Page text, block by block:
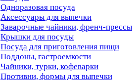
Одноразовая посуда
Аксессуары для выпечки
Заварочные чайники, френч-прессы
Крышки для посуды
Посуда для приготовления пищи
Поддоны, гастроемкости
Чайники, турки, кофеварки
Противни, формы для выпечки